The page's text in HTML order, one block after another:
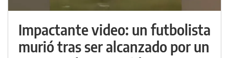
Impactante video: un futbolista
murió tras ser alcanzado por un